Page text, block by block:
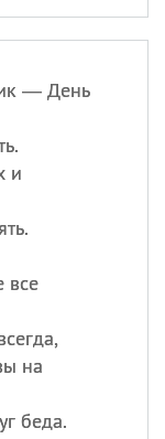
— День
и
все
на
беда.